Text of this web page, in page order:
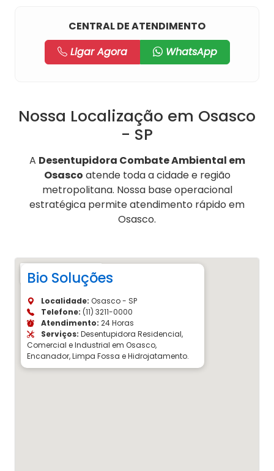
CENTRAL DE ATENDIMENTO
Ligar Agora
WhatsApp
Nossa Localização em Osasco
- SP
A Desentupidora Combate Ambiental em
Osasco atende toda a cidade e região
metropolitana. Nossa base operacional
estratégica permite atendimento rápido em
Osasco.
Bio Soluções
Localidade: Osasco - SP
Telefone: (11) 3211-0000
Atendimento: 24 Horas
Serviços: Desentupidora Residencial,
Comercial e Industrial em Osasco,
Encanador, Limpa Fossa e Hidrojatamento.